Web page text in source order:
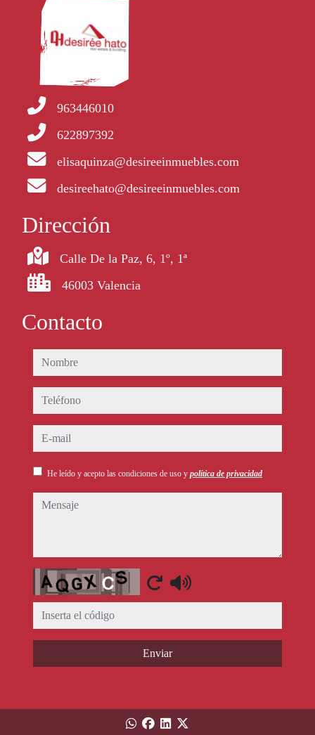
963446010
622897392
elisaquinza@desireeinmuebles.com
desireehato@desireeinmuebles.com
Dirección
Calle De la Paz, 6, 1º, 1ª
46003 Valencia
Contacto
nombre
teléfono
e-mail
He leído y acepto las condiciones de uso y política de privacidad
mensaje
Captcha
Enviar